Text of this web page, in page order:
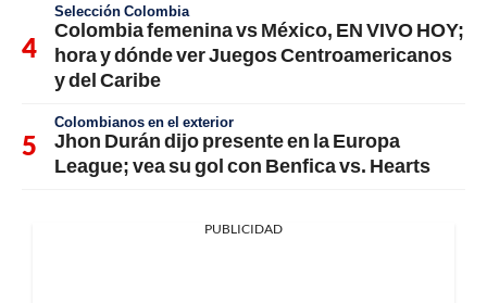
Selección Colombia
Colombia femenina vs México, EN VIVO HOY;
hora y dónde ver Juegos Centroamericanos
y del Caribe
Colombianos en el exterior
Jhon Durán dijo presente en la Europa
League; vea su gol con Benfica vs. Hearts
PUBLICIDAD